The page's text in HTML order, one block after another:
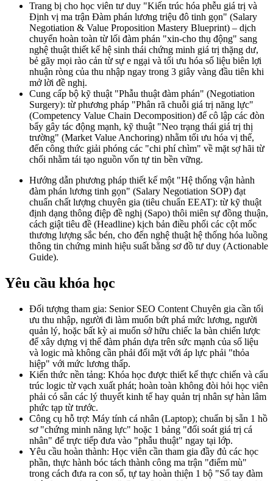
Trang bị cho học viên tư duy "Kiến trúc hóa phễu giá trị và
Định vị ma trận Đàm phán lương triệu đô tinh gọn" (Salary
Negotiation & Value Proposition Mastery Blueprint) – dịch
chuyển hoàn toàn từ lối đàm phán "xin-cho thụ động" sang
nghệ thuật thiết kế hệ sinh thái chứng minh giá trị thặng dư,
bẻ gãy mọi rào cản từ sự e ngại và tối ưu hóa số liệu biên lợi
nhuận ròng của thu nhập ngay trong 3 giây vàng đầu tiên khi
mở lời đề nghị.
Cung cấp bộ kỹ thuật "Phẫu thuật đàm phán" (Negotiation
Surgery): từ phương pháp "Phân rã chuỗi giá trị năng lực"
(Competency Value Chain Decomposition) để cô lập các đòn
bẩy gây tác động mạnh, kỹ thuật "Neo trạng thái giá trị thị
trường" (Market Value Anchoring) nhằm tối ưu hóa vị thế,
đến công thức giải phóng các "chi phí chìm" về mặt sợ hãi từ
chối nhằm tái tạo nguồn vốn tự tin bền vững.
Hướng dẫn phương pháp thiết kế một "Hệ thống vận hành
đàm phán lương tinh gọn" (Salary Negotiation SOP) đạt
chuẩn chất lượng chuyên gia (tiêu chuẩn EEAT): từ kỹ thuật
định dạng thông điệp đề nghị (Sapo) thôi miên sự đồng thuận,
cách giật tiêu đề (Headline) kịch bản điều phối các cột mốc
thương lượng sắc bén, cho đến nghệ thuật hệ thống hóa luồng
thông tin chứng minh hiệu suất bằng sơ đồ tư duy (Actionable
Guide).
Yêu cầu khóa học
Đối tượng tham gia: Senior SEO Content Chuyên gia cần tối
ưu thu nhập, người đi làm muốn bứt phá mức lương, người
quản lý, hoặc bất kỳ ai muốn sở hữu chiếc la bàn chiến lược
để xây dựng vị thế đàm phán dựa trên sức mạnh của số liệu
và logic mà không cần phải đối mặt với áp lực phải "thỏa
hiệp" với mức lương thấp.
Kiến thức nền tảng: Khóa học được thiết kế thực chiến và cấu
trúc logic từ vạch xuất phát; hoàn toàn không đòi hỏi học viên
phải có sẵn các lý thuyết kinh tế hay quản trị nhân sự hàn lâm
phức tạp từ trước.
Công cụ hỗ trợ: Máy tính cá nhân (Laptop); chuẩn bị sẵn 1 hồ
sơ "chứng minh năng lực" hoặc 1 bảng "đối soát giá trị cá
nhân" để trực tiếp đưa vào "phẫu thuật" ngay tại lớp.
Yêu cầu hoàn thành: Học viên cần tham gia đầy đủ các học
phần, thực hành bóc tách thành công ma trận "điểm mù"
trong cách đưa ra con số, tự tay hoàn thiện 1 bộ "Sổ tay đàm